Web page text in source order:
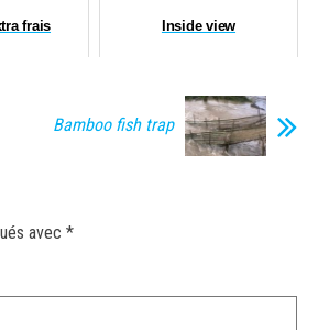
frais Inside view
Bamboo fish trap
avec *